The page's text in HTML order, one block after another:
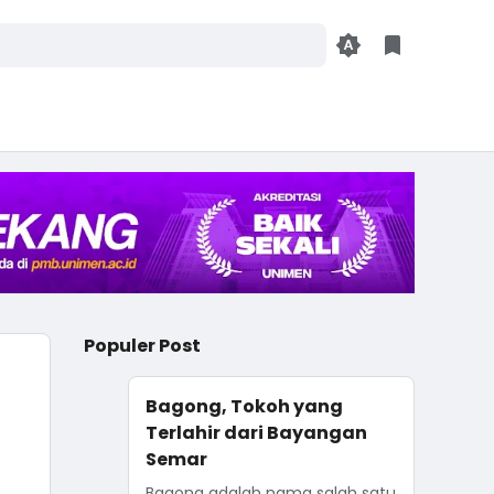
Populer Post
Bagong, Tokoh yang
Terlahir dari Bayangan
Semar